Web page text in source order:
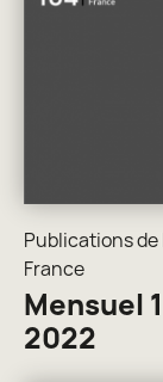
Publications de
France
Mensuel
2022